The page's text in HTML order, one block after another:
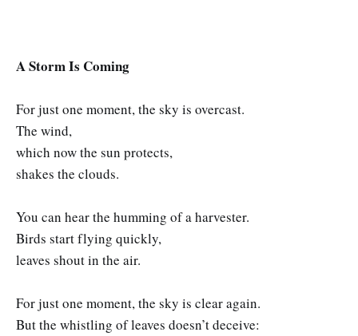
A Storm Is Coming
For just one moment, the sky is overcast.
The wind,
which now the sun protects,
shakes the clouds.
You can hear the humming of a harvester.
Birds start flying quickly,
leaves shout in the air.
For just one moment, the sky is clear again.
But the whistling of leaves doesn’t deceive: